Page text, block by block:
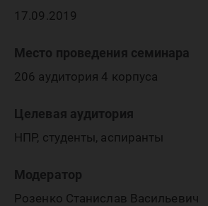
17.09.2019
Место проведения семинара
206 аудитория 4 корпуса
Целевая аудитория
НПР, студенты, аспиранты
Модератор
Розенко Станислав Васильевич